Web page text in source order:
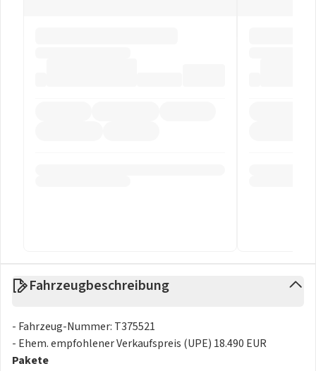
Fahrzeugbeschreibung
- Fahrzeug-Nummer: T375521
- Ehem. empfohlener Verkaufspreis (UPE) 18.490 EUR
Pakete